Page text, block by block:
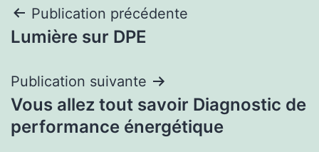
Navigation
de
l’article
Publication précédente
Lumière sur DPE
Publication suivante
Vous allez tout savoir Diagnostic de
performance énergétique